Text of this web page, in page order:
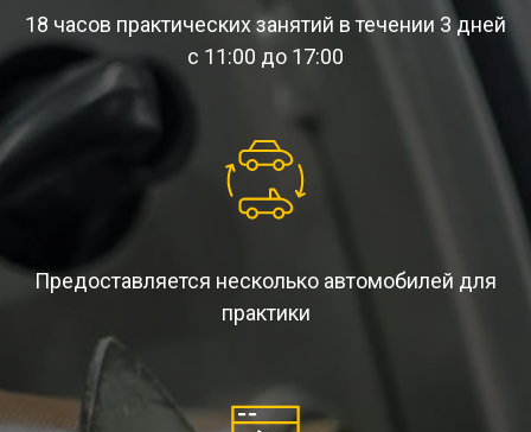
18 часов практических занятий в течении 3 дней
с 11:00 до 17:00
Предоставляется несколько автомобилей для
практики